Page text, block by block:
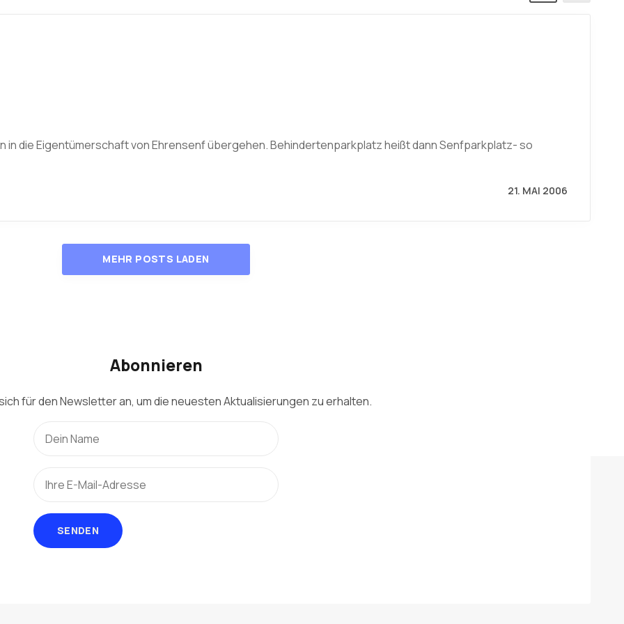
in die Eigentümerschaft von Ehrensenf übergehen. Behindertenparkplatz heißt dann Senfparkplatz- so
21. MAI 2006
MEHR POSTS LADEN
Abonnieren
für den Newsletter an, um die neuesten Aktualisierungen zu erhalten.
SENDEN